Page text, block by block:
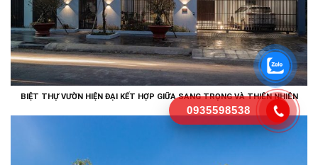
BIỆT THỰ VƯỜN HIỆN ĐẠI KẾT HỢP GIỮA SANG TRỌNG VÀ THIÊN NHIÊN
0935598538